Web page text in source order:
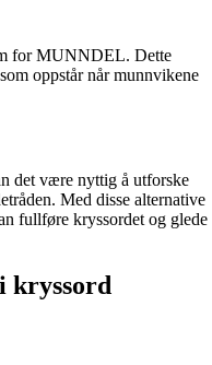
for MUNNDEL. Dette
oppstår når munnvikene
det være nyttig å utforske
Med disse alternative
fullføre kryssordet og glede
kryssord